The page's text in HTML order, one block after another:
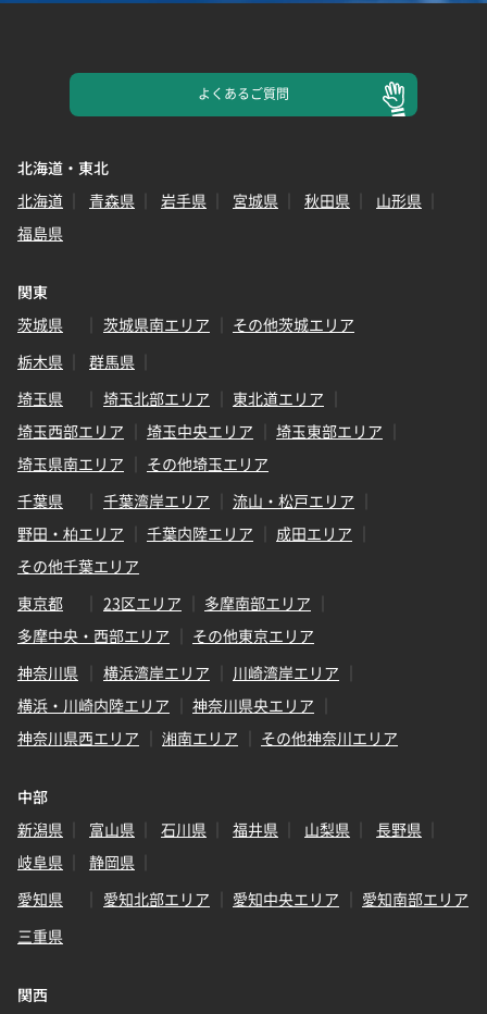
よくあるご質問
北海道・東北
北海道
青森県 岩手県 宮城県 秋田県
山形県
福島県
関東
茨城県
茨城県南エリア
その他茨城エリア
栃木県
群馬県
埼玉県
埼玉北部エリア
東北道エリア
埼玉西部エリア
埼玉中央エリア
埼玉東部エリア
埼玉県南エリア
その他埼玉エリア
千葉県
千葉湾岸エリア
流山・松戸エリア
野田・柏エリア
千葉内陸エリア
成田エリア
その他千葉エリア
東京都
23区エリア
多摩南部エリア
多摩中央・西部エリア
その他東京エリア
神奈川県
横浜湾岸エリア
川崎湾岸エリア
横浜・川崎内陸エリア
神奈川県央エリア
神奈川県西エリア
湘南エリア その他神奈川エリア
中部
新潟県
富山県 石川県 福井県 山梨県
長野県
岐阜県
静岡県
愛知県
愛知北部エリア 愛知中央エリア
愛知南部エリア
三重県
関西